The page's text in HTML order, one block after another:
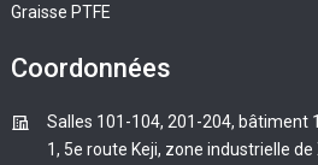
Graisse PTFE
Coordonnées
Salles 101-104, 201-204, bâtiment
1, 5e route Keji, zone industrielle